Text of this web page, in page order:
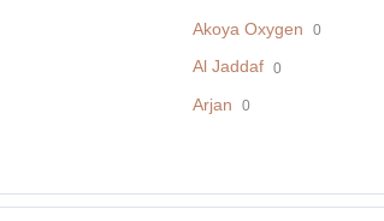
Akoya Oxygen 0
Al Jaddaf 0
Arjan 0